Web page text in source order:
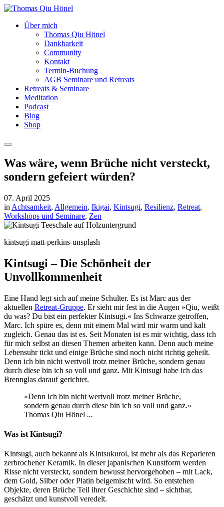
Über mich
Thomas Qiu Hönel
Dankbarkeit
Community
Kontakt
Termin-Buchung
AGB Seminare und Retreats
Retreats & Seminare
Meditation
Podcast
Blog
Shop
Was wäre, wenn Brüche nicht versteckt,
sondern gefeiert würden?
07. April 2025
in Achtsamkeit, Allgemein, Ikigai, Kintsugi, Resilienz, Retreat,
Workshops und Seminare, Zen
kintsugi matt-perkins-unsplash
Kintsugi – Die Schönheit der
Unvollkommenheit
Eine Hand legt sich auf meine Schulter. Es ist Marc aus der
aktuellen Retreat-Gruppe. Er sieht mir fest in die Augen »Qiu, weißt
du was? Du bist ein perfekter Kintsugi.« Ins Schwarze getroffen,
Marc. Ich spüre es, denn mit einem Mal wird mir warm und kalt
zugleich. Genau das ist es. Seit Monaten ist es mir wichtig, dass ich
für mich selbst an diesen Themen arbeiten kann. Denn auch meine
Lebensuhr tickt und einige Brüche sind noch nicht richtig geheilt.
Denn ich bin nicht wertvoll trotz meiner Brüche, sondern genau
durch diese bin ich so voll und ganz. Mit Kintsugi habe ich das
Brennglas darauf gerichtet.
»Denn ich bin nicht wertvoll trotz meiner Brüche,
sondern genau durch diese bin ich so voll und ganz.«
Thomas Qiu Hönel ...
Was ist Kintsugi?
Kintsugi, auch bekannt als Kintsukuroi, ist mehr als das Reparieren
zerbrochener Keramik. In dieser japanischen Kunstform werden
Risse nicht versteckt, sondern bewusst hervorgehoben – mit Lack,
dem Gold, Silber oder Platin beigemischt wird. So entstehen
Objekte, deren Brüche Teil ihrer Geschichte sind – sichtbar,
geschätzt und kunstvoll veredelt.